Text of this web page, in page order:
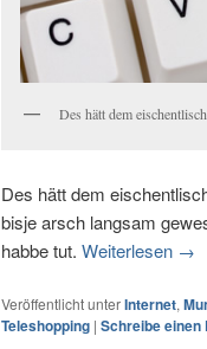
Des hätt dem
Des hätt dem
bisje arsch langsam
habbe tut. Weiterlesen →
Veröffentlicht unterInternet,
Teleshopping | Schreibe